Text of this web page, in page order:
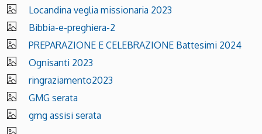
Locandina veglia missionaria 2023
Bibbia-e-preghiera-2
PREPARAZIONE E CELEBRAZIONE Battesimi 2024
Ognisanti 2023
ringraziamento2023
GMG serata
gmg assisi serata